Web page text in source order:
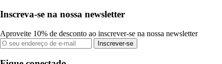
Inscreva-se na nossa newsletter
Aproveite 10% de desconto ao inscrever-se na nossa newsletter
Inscrever-se